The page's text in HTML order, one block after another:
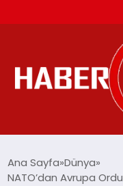
Ana Sayfa Dünya
NATO’dan Avrupa